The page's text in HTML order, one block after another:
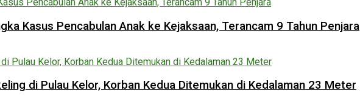
Kasus Pencabulan Anak ke Kejaksaan, Terancam 9 Tahun Penjara
di Pulau Kelor, Korban Kedua Ditemukan di Kedalaman 23 Meter